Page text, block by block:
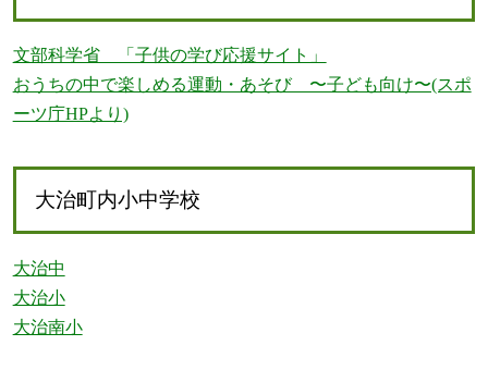
文部科学省 「子供の学び応援サイト」
おうちの中で楽しめる運動・あそび 〜子ども向け〜(スポ
ーツ庁HPより)
大治町内小中学校
大治中
大治小
大治南小